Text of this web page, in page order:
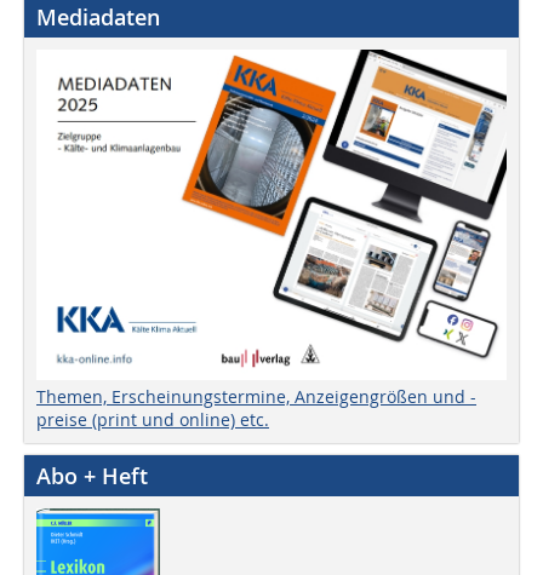
Mediadaten
Themen, Erscheinungstermine, Anzeigengrößen und -
preise (print und online) etc.
Abo + Heft